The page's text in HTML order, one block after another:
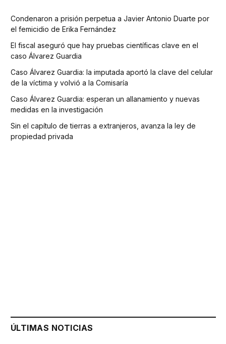
Condenaron a prisión perpetua a Javier Antonio Duarte por
el femicidio de Erika Fernández
El fiscal aseguró que hay pruebas científicas clave en el
caso Álvarez Guardia
Caso Álvarez Guardia: la imputada aportó la clave del celular
de la víctima y volvió a la Comisaría
Caso Álvarez Guardia: esperan un allanamiento y nuevas
medidas en la investigación
Sin el capítulo de tierras a extranjeros, avanza la ley de
propiedad privada
ÚLTIMAS NOTICIAS